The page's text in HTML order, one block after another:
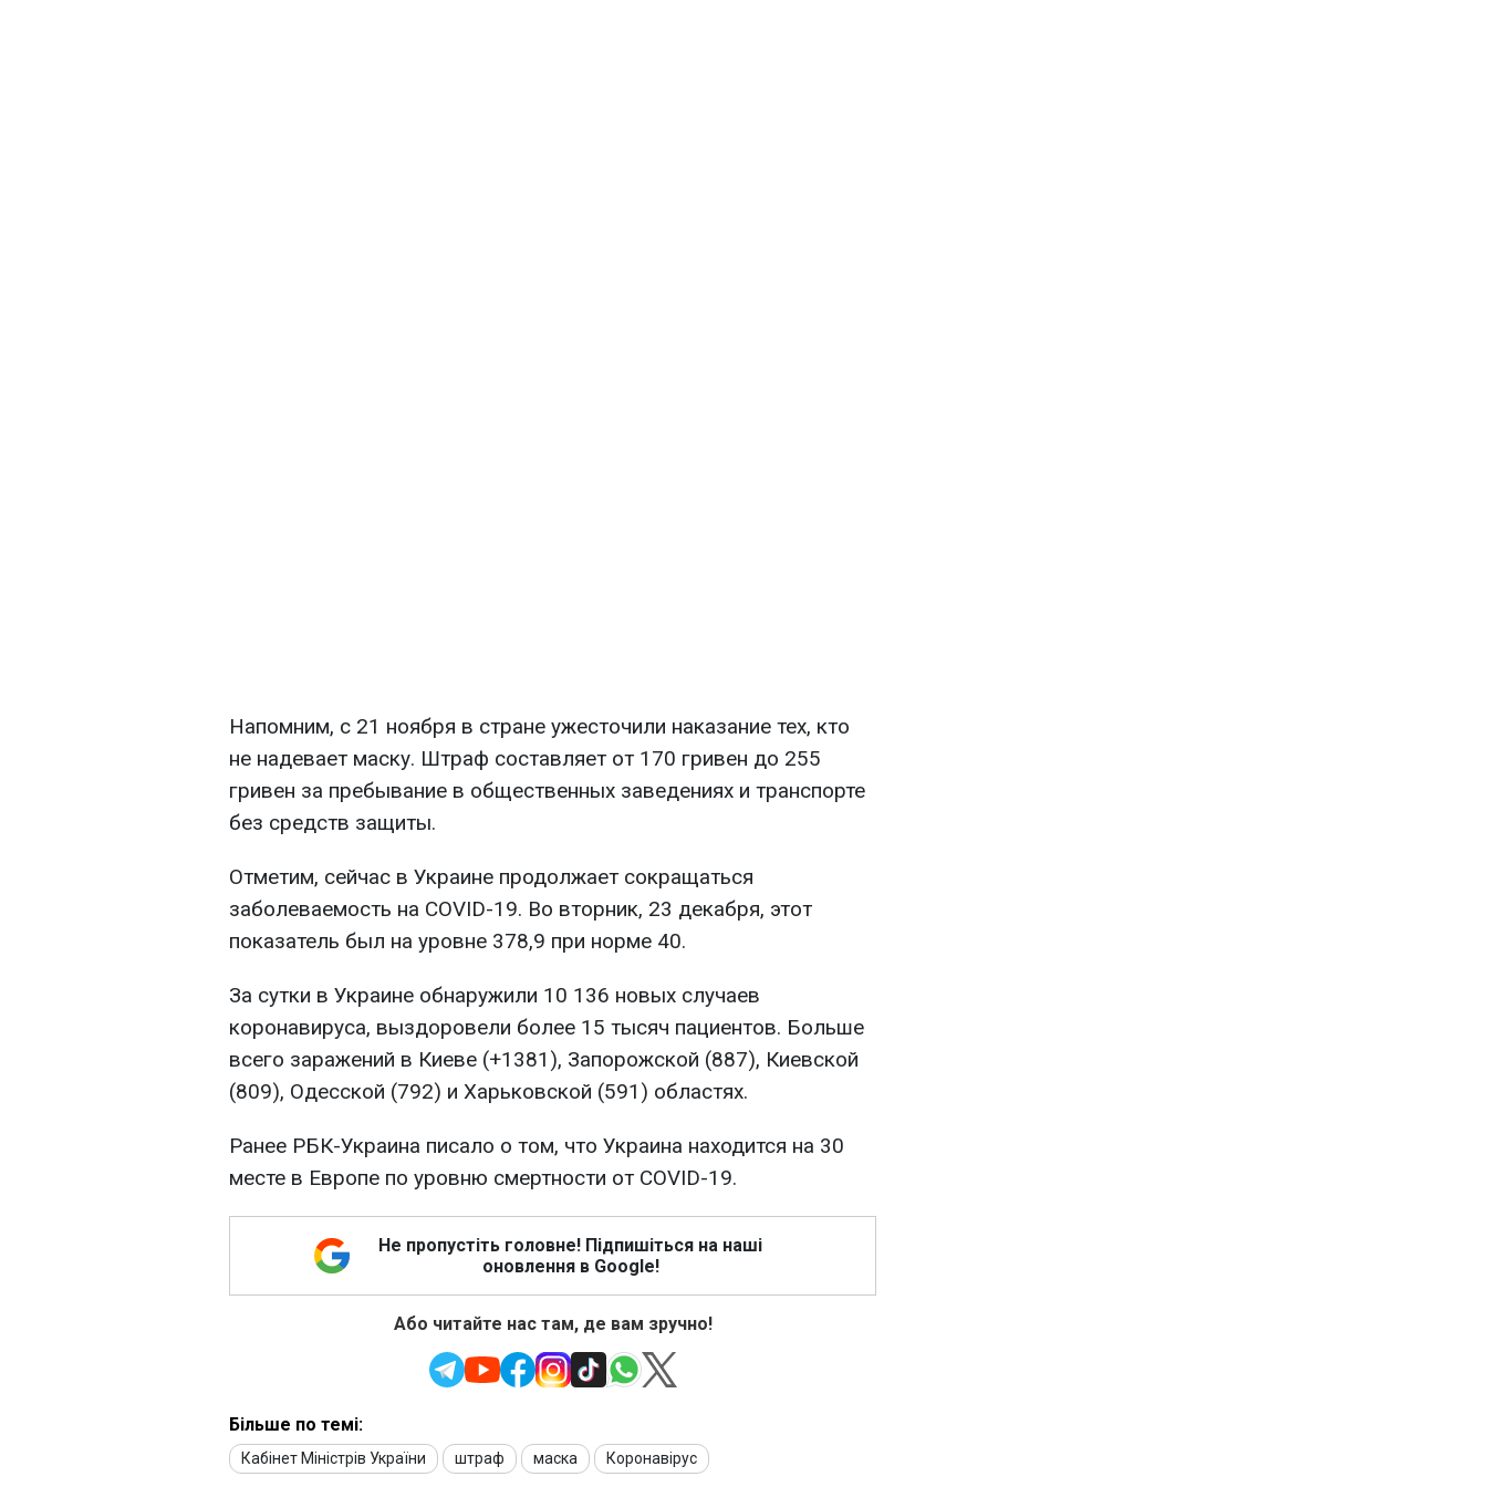
Напомним, с 21 ноября в стране ужесточили наказание тех, кто
не надевает маску. Штраф составляет от 170 гривен до 255
гривен за пребывание в общественных заведениях и транспорте
без средств защиты.
Отметим, сейчас в Украине продолжает сокращаться
заболеваемость на COVID-19. Во вторник, 23 декабря, этот
показатель был на уровне 378,9 при норме 40.
За сутки в Украине обнаружили 10 136 новых случаев
коронавируса, выздоровели более 15 тысяч пациентов. Больше
всего заражений в Киеве (+1381), Запорожской (887), Киевской
(809), Одесской (792) и Харьковской (591) областях.
Ранее РБК-Украина писало о том, что Украина находится на 30
месте в Европе по уровню смертности от COVID-19.
Не пропустіть головне! Підпишіться на наші
оновлення в Google!
Або читайте нас там, де вам зручно!
Більше по темі:
Кабінет Міністрів України штраф маска Коронавірус